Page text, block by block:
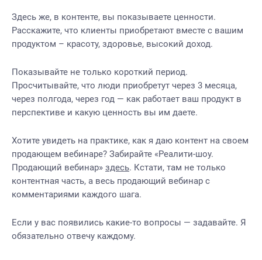
Здесь же, в контенте, вы показываете ценности.
Расскажите, что клиенты приобретают вместе с вашим
продуктом – красоту, здоровье, высокий доход.
Показывайте не только короткий период.
Просчитывайте, что люди приобретут через 3 месяца,
через полгода, через год — как работает ваш продукт в
перспективе и какую ценность вы им даете.
Хотите увидеть на практике, как я даю контент на своем
продающем вебинаре? Забирайте «Реалити-шоу.
Продающий вебинар» здесь. Кстати, там не только
контентная часть, а весь продающий вебинар с
комментариями каждого шага.
Если у вас появились какие-то вопросы — задавайте. Я
обязательно отвечу каждому.